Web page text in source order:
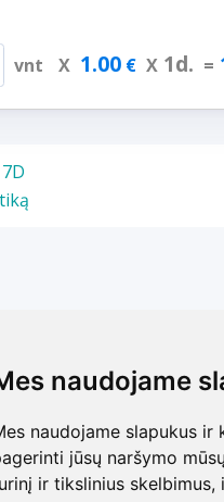
naudojame
naudojame slapukus
jūsų naršymo
ir tikslinius skelbimus,
naudojame
naudojame slapukus
jūsų naršymo
ir tikslinius skelbimus,
vnt X 1.00 € X 1d. =
7D